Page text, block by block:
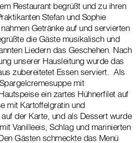
Restaurant begrüßt und zu ihren
Stefan und Sophie
Getränke auf und servierten
die Gäste musikalisch und
Liedern das Geschehen. Nach
unserer Hausleitung wurde das
zubereitetet Essen serviert. Als
mit
ein zartes Hühnerfilet auf
mit Kartoffelgratin und
der Karte, und als Dessert wurde
Vanilleeis, Schlag und marinierten
Gästen schmeckte das Menü